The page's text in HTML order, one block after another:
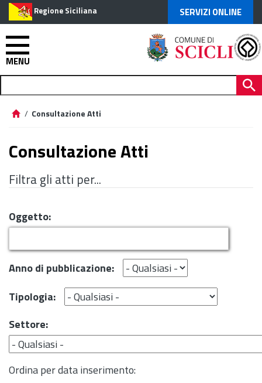
Regione Siciliana SERVIZI ONLINE
MENU
/ Consultazione Atti
Consultazione Atti
Filtra gli atti per...
Oggetto:
Anno di pubblicazione:
Tipologia:
Settore:
Ordina per data inserimento: